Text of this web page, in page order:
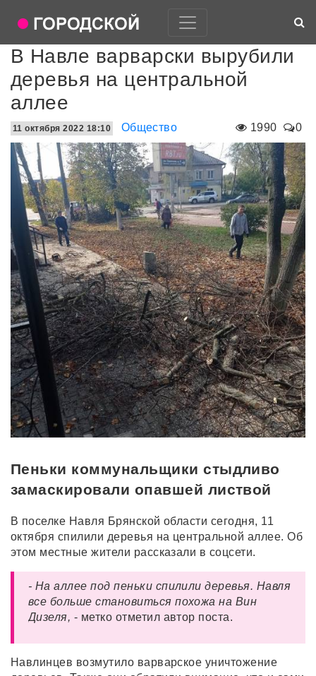
В Навле варварски вырубили
деревья на центральной
аллее
1990 0
11 октября 2022 18:10 Общество
Пеньки коммунальщики стыдливо
замаскировали опавшей листвой
В поселке Навля Брянской области сегодня, 11
октября спилили деревья на центральной аллее. Об
этом местные жители рассказали в соцсети.
- На аллее под пеньки спилили деревья. Навля
все больше становиться похожа на Вин
Дизеля, - метко отметил автор поста.
Навлинцев возмутило варварское уничтожение